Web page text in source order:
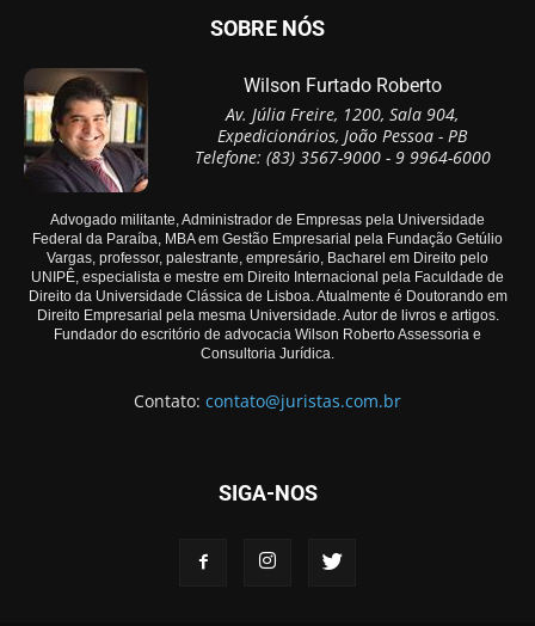
SOBRE NÓS
Wilson Furtado Roberto
Av. Júlia Freire, 1200, Sala 904,
Expedicionários, João Pessoa - PB
Telefone: (83) 3567-9000 - 9 9964-6000
Advogado militante, Administrador de Empresas pela Universidade
Federal da Paraíba, MBA em Gestão Empresarial pela Fundação Getúlio
Vargas, professor, palestrante, empresário, Bacharel em Direito pelo
UNIPÊ, especialista e mestre em Direito Internacional pela Faculdade de
Direito da Universidade Clássica de Lisboa. Atualmente é Doutorando em
Direito Empresarial pela mesma Universidade. Autor de livros e artigos.
Fundador do escritório de advocacia Wilson Roberto Assessoria e
Consultoria Jurídica.
Contato: contato@juristas.com.br
SIGA-NOS